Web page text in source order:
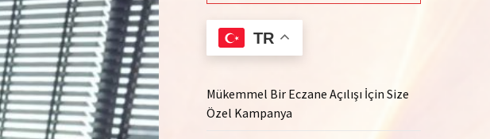
TR
Mükemmel Bir Eczane Açılışı İçin Size
Özel Kampanya